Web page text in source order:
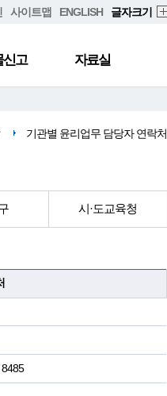
사이트맵 ENGLISH 글자크기
신고 자료실
기관별 윤리업무 담당자 연락처
시·도교육청